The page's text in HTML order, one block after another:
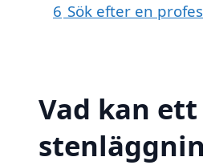
6 Sök efter en
Vad kan